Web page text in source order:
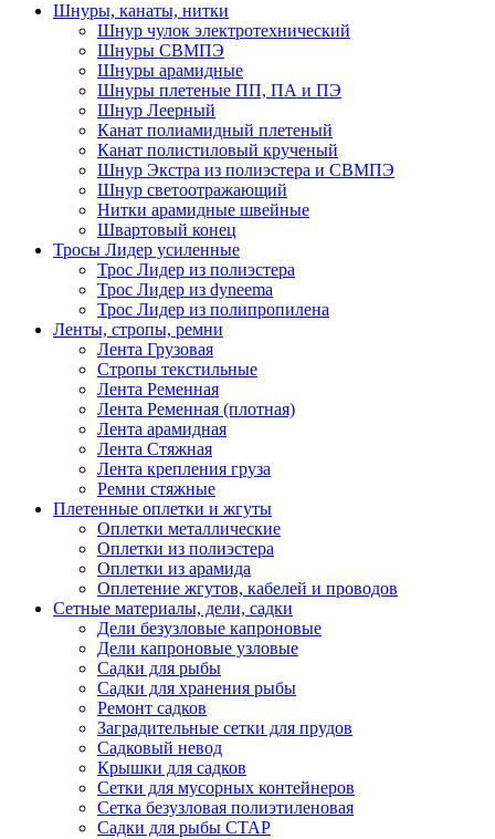
Шнуры, канаты, нитки
Шнур чулок электротехнический
Шнуры СВМПЭ
Шнуры арамидные
Шнуры плетеные ПП, ПА и ПЭ
Шнур Леерный
Канат полиамидный плетеный
Канат полистиловый крученый
Шнур Экстра из полиэстера и СВМПЭ
Шнур светоотражающий
Нитки арамидные швейные
Швартовый конец
Тросы Лидер усиленные
Трос Лидер из полиэстера
Трос Лидер из dyneema
Трос Лидер из полипропилена
Ленты, стропы, ремни
Лента Грузовая
Стропы текстильные
Лента Ременная
Лента Ременная (плотная)
Лента арамидная
Лента Стяжная
Лента крепления груза
Ремни стяжные
Плетенные оплетки и жгуты
Оплетки металлические
Оплетки из полиэстера
Оплетки из арамида
Оплетение жгутов, кабелей и проводов
Сетные материалы, дели, садки
Дели безузловые капроновые
Дели капроновые узловые
Садки для рыбы
Садки для хранения рыбы
Ремонт садков
Заградительные сетки для прудов
Садковый невод
Крышки для садков
Сетки для мусорных контейнеров
Сетка безузловая полиэтиленовая
Садки для рыбы СТАР